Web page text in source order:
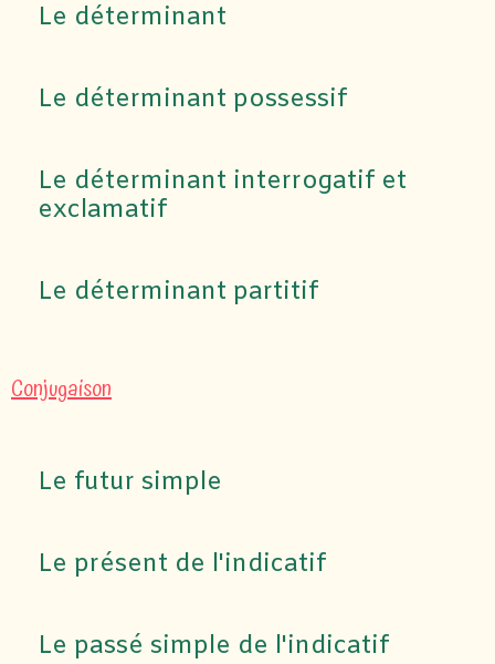
Le déterminant
Le déterminant possessif
Le déterminant interrogatif et
exclamatif
Le déterminant partitif
Conjugaison
Le futur simple
Le présent de l'indicatif
Le passé simple de l'indicatif